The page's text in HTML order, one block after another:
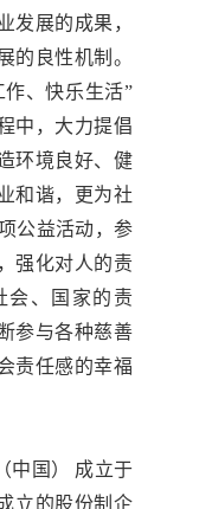
发展的成果，
的良性机制。
作、快乐生活”
中，大力提倡
环境良好、健
和谐，更为社
公益活动，参
强化对人的责
会、国家的责
参与各种慈善
责任感的幸福
中国） 成立于
立的股份制企